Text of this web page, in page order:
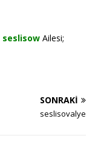
seslisow Ailesi;
SONRAKI
seslisovalye